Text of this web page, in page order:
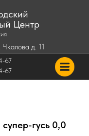
Центр
67
67
Чкалова д. 11
гусь 0,0